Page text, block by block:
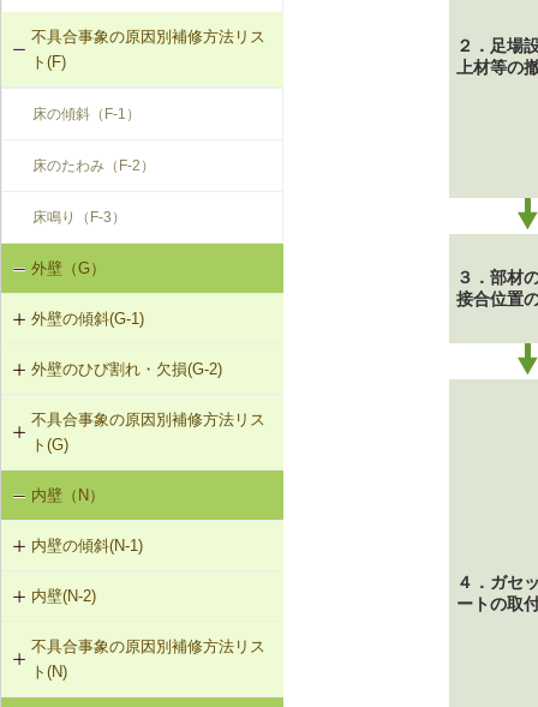
不具合事象の原因別補修方法リス
ト(F)
床の傾斜（F-1）
床のたわみ（F-2）
床鳴り（F-3）
外壁（G）
外壁の傾斜(G-1)
G-1-406 鉛直（水平）ブレースの取
替え
外壁のひび割れ・欠損(G-2)
G-2-401 外壁の張替え（ＡＬＣパネ
ル）
G-2-402 タイルの部分張替え工法
（ＡＬＣパネル）
G-2-403 タイルの伸縮調整目地新設
工法（ＡＬＣパネル）
G-2-701 表面処理材の塗布（ALCパ
ネル）
不具合事象の原因別補修方法リス
ト(G)
外壁の傾斜（G-1）
外壁のひび割れ、欠損（G-2）
外壁仕上材のはがれ・浮き（G-3）
内壁（N）
内壁の傾斜(N-1)
N-1-001 下地材・仕上材の取替え
（内壁部）
内壁(N-2)
N-2-001 仕上材の張替え（内壁部）
不具合事象の原因別補修方法リス
ト(N)
２．足場
上材等の
３．部材
接合位置
４．ガセ
ートの取